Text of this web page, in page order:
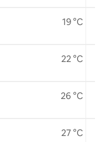
19 °C
22 °C
26 °C
27 °C